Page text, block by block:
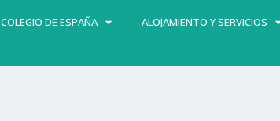
COLEGIO DE ESPAÑA ALOJAMIENTO Y SERVICIOS